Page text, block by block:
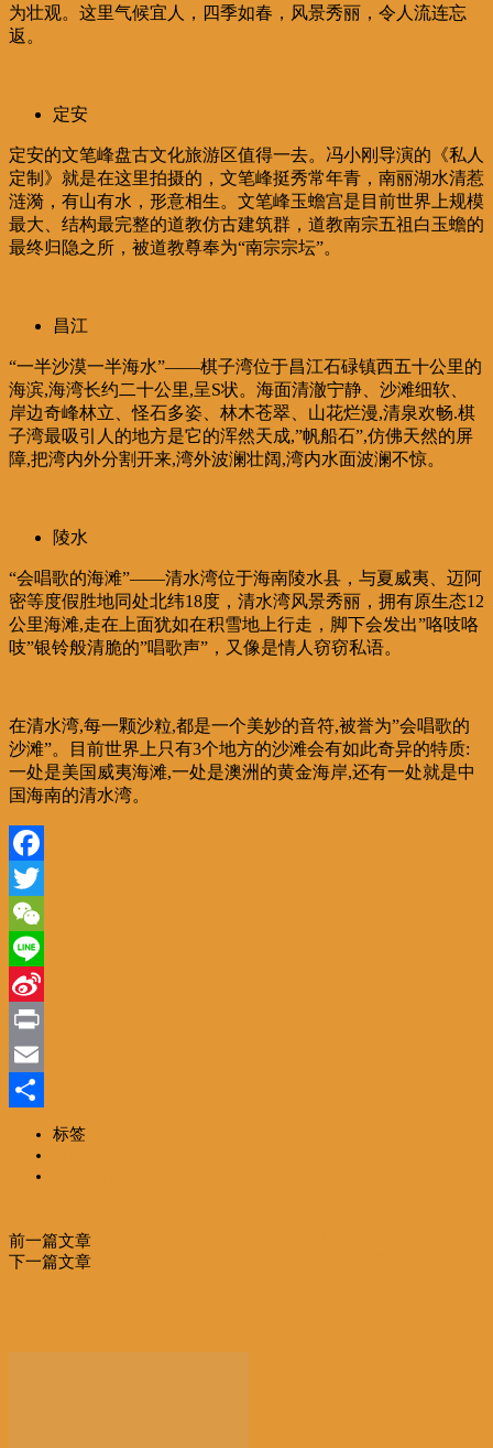
为壮观。这里气候宜人，四季如春，风景秀丽，令人流连忘
返。
定安
定安的文笔峰盘古文化旅游区值得一去。冯小刚导演的《私人
定制》就是在这里拍摄的，文笔峰挺秀常年青，南丽湖水清惹
涟漪，有山有水，形意相生。文笔峰玉蟾宫是目前世界上规模
最大、结构最完整的道教仿古建筑群，道教南宗五祖白玉蟾的
最终归隐之所，被道教尊奉为“南宗宗坛”。
昌江
“一半沙漠一半海水”——棋子湾位于昌江石碌镇西五十公里的
海滨,海湾长约二十公里,呈S状。海面清澈宁静、沙滩细软、
岸边奇峰林立、怪石多姿、林木苍翠、山花烂漫,清泉欢畅.棋
子湾最吸引人的地方是它的浑然天成,”帆船石”,仿佛天然的屏
障,把湾内外分割开来,湾外波澜壮阔,湾内水面波澜不惊。
陵水
“会唱歌的海滩”——清水湾位于海南陵水县，与夏威夷、迈阿
密等度假胜地同处北纬18度，清水湾风景秀丽，拥有原生态12
公里海滩,走在上面犹如在积雪地上行走，脚下会发出”咯吱咯
吱”银铃般清脆的”唱歌声”，又像是情人窃窃私语。
在清水湾,每一颗沙粒,都是一个美妙的音符,被誉为”会唱歌的
沙滩”。目前世界上只有3个地方的沙滩会有如此奇异的特质:
一处是美国威夷海滩,一处是澳洲的黄金海岸,还有一处就是中
国海南的清水湾。
Facebook
Twitter
WeChat
Line
Sina
Weibo
Print
Email
标签
前一篇文章
下一篇文章